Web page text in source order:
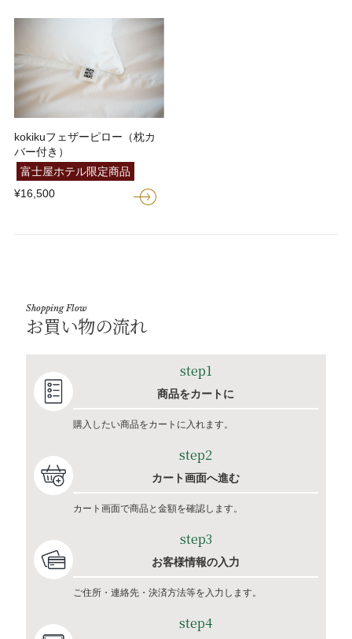
kokikuフェザーピロー（枕カ
バー付き）
富士屋ホテル限定商品
¥16,500
Shopping Flow
お買い物の流れ
step1
商品をカートに
購入したい商品をカートに入れます。
step2
カート画面へ進む
カート画面で商品と金額を確認します。
step3
お客様情報の入力
ご住所・連絡先・決済方法等を入力します。
step4